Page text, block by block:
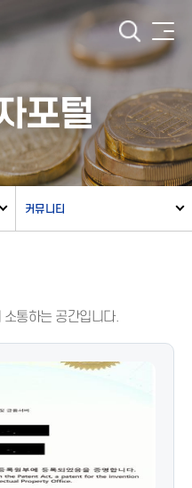
포털
커뮤니티
통하는 공간입니다.